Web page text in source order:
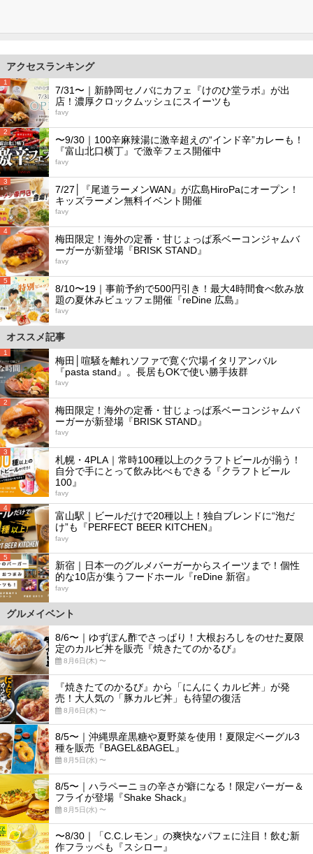
アクセスランキング
1
7/31〜｜新静岡セノバにカフェ『けのひ堂ラボ』が出
店！濃厚クロックムッシュにスイーツも
favy
2
〜9/30｜100辛麻辣湯に激辛超えの“インド辛”カレーも！
『富山北口横丁』で激辛フェス開催中
favy
3
7/27│『尾道ラーメンWAN』が広島HiroPaにオープン！
キッズラーメン無料イベント開催
favy
4
梅田限定！海外の定番・甘じょっぱ系ベーコンジャムバ
ーガーが新登場『BRISK STAND』
favy
5
8/10〜19｜事前予約で500円引き！最大4時間食べ飲み放
題の夏休みビュッフェ開催『reDine 広島』
favy
オススメ記事
1
梅田│喧騒を離れソファで寛ぐ穴場イタリアンバル
『pasta stand』。長居もOKで使い勝手抜群
favy
2
梅田限定！海外の定番・甘じょっぱ系ベーコンジャムバ
ーガーが新登場『BRISK STAND』
favy
3
札幌・4PLA｜常時100種以上のクラフトビールが揃う！
自分で手にとって飲み比べもできる『クラフトビール
100』
favy
4
富山駅｜ビールだけで20種以上！独自ブレンドに“泡だ
け”も『PERFECT BEER KITCHEN』
favy
5
新宿｜日本一のグルメバーガーからスイーツまで！個性
的な10店が集うフードホール『reDine 新宿』
favy
グルメイベント
8/6〜｜ゆずぽん酢でさっぱり！大根おろしをのせた夏限
定のカルビ丼を販売『焼きたてのかるび』
8月6日(木) 〜
『焼きたてのかるび』から「にんにくカルビ丼」が発
売！大人気の「豚カルビ丼」も待望の復活
8月6日(木) 〜
8/5〜｜沖縄県産黒糖や夏野菜を使用！夏限定ベーグル3
種を販売『BAGEL&BAGEL』
8月5日(水) 〜
8/5〜｜ハラペーニョの辛さが癖になる！限定バーガー＆
フライが登場『Shake Shack』
8月5日(水) 〜
〜8/30｜「C.C.レモン」の爽快なパフェに注目！飲む新
作フラッペも『スシロー』